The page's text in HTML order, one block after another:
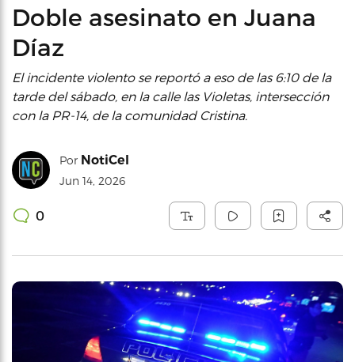
Doble asesinato en Juana
Díaz
El incidente violento se reportó a eso de las 6:10 de la
tarde del sábado, en la calle las Violetas, intersección
con la PR-14, de la comunidad Cristina.
Por NotiCel
Jun 14, 2026
0